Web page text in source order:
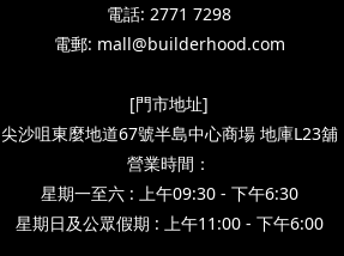
電話: 2771 7298
電郵: mall@builderhood.com
[門市地址]
尖沙咀東麼地道67號半島中心商場 地庫L23舖
營業時間：
星期一至六 : 上午09:30 - 下午6:30
星期日及公眾假期 : 上午11:00 - 下午6:00